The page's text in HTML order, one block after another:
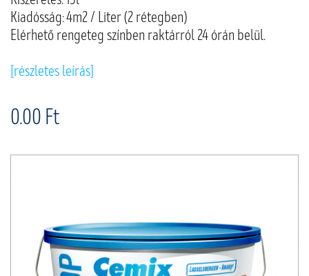
Kiadósság: 4m2 / Liter (2 rétegben)
Elérhető rengeteg színben raktárról 24 órán belül.
[részletes leírás]
0.00 Ft